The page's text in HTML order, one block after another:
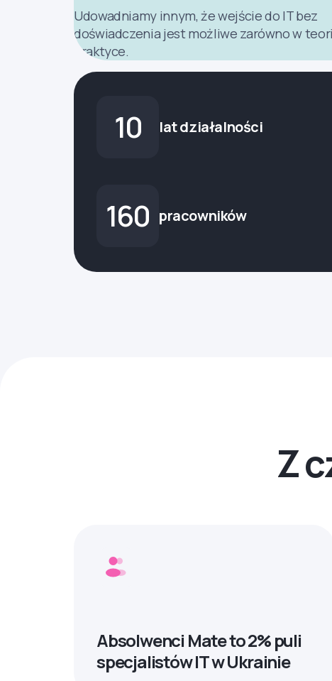
Udowadniamy innym, że wejście do IT bez
doświadczenia jest możliwe zarówno w
praktyce.
10 lat działalności
160 pracowników
Z
Absolwenci Mate to 2% puli
specjalistów IT w Ukrainie